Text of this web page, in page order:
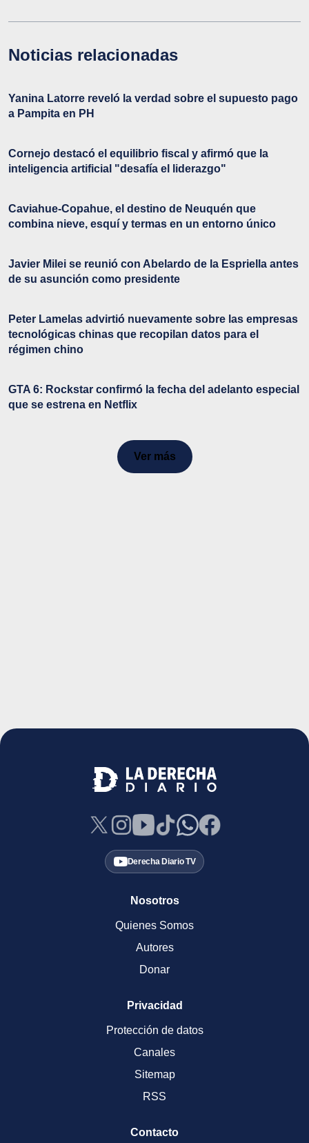
Noticias relacionadas
Yanina Latorre reveló la verdad sobre el supuesto pago
a Pampita en PH
Cornejo destacó el equilibrio fiscal y afirmó que la
inteligencia artificial "desafía el liderazgo"
Caviahue-Copahue, el destino de Neuquén que
combina nieve, esquí y termas en un entorno único
Javier Milei se reunió con Abelardo de la Espriella antes
de su asunción como presidente
Peter Lamelas advirtió nuevamente sobre las empresas
tecnológicas chinas que recopilan datos para el
régimen chino
GTA 6: Rockstar confirmó la fecha del adelanto especial
que se estrena en Netflix
Ver más
Derecha Diario TV
Nosotros
Quienes Somos
Autores
Donar
Privacidad
Protección de datos
Canales
Sitemap
RSS
Contacto